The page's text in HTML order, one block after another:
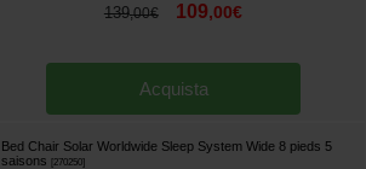
139,00€ 109,00€
Acquista
Bed Chair Solar Worldwide Sleep System Wide 8 pieds 5
saisons
270250]